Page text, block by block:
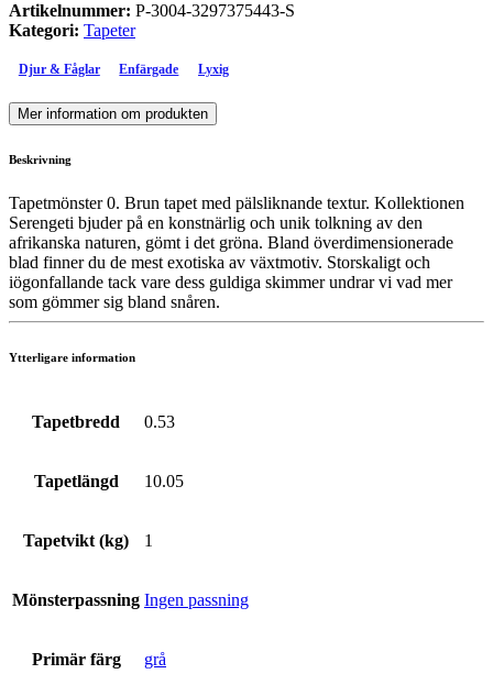
Artikelnummer: P-3004-3297375443-S
Kategori: Tapeter
Djur & Fåglar Enfärgade Lyxig
Mer information om produkten
Beskrivning
Tapetmönster 0. Brun tapet med pälsliknande textur. Kollektionen
Serengeti bjuder på en konstnärlig och unik tolkning av den
afrikanska naturen, gömt i det gröna. Bland överdimensionerade
blad finner du de mest exotiska av växtmotiv. Storskaligt och
iögonfallande tack vare dess guldiga skimmer undrar vi vad mer
som gömmer sig bland snåren.
Ytterligare information
Tapetbredd 0.53
Tapetlängd 10.05
Tapetvikt (kg) 1
Mönsterpassning Ingen passning
Primär färg grå